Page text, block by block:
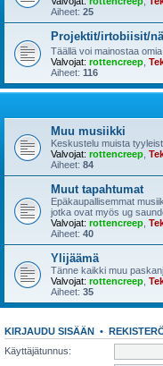
Aiheet: 25
Projektit/irtobiisit/
Täällä voi mainostaa
Valvojat: rottencreep
Aiheet: 116
Muu musiikki
Keskustelu muista
Valvojat: rottencreep
Aiheet: 84
Muut tapahtumat
Epäkaupallisemmat
jotka ovat myös ug
Valvojat: rottencreep
Aiheet: 40
Ylijäämä
Tänne kaikki muu
Valvojat: rottencreep
Aiheet: 35
KIRJAUDU SISÄÄN •
Käyttäjätunnus: